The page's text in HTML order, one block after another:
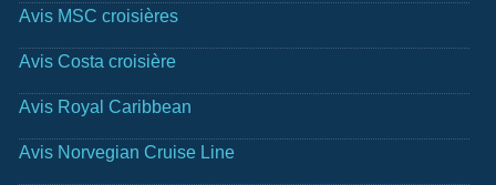
Avis MSC croisières
Avis Costa croisière
Avis Royal Caribbean
Avis Norvegian Cruise Line